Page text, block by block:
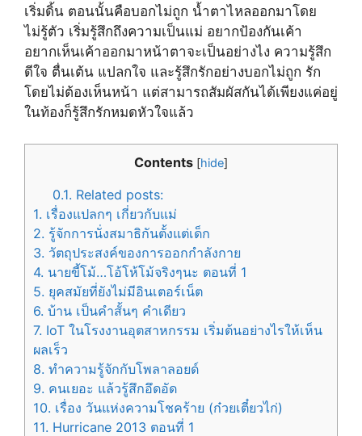
เริ่มดิ้น ตอนนั้นคือบอกไม่ถูก น้ำตาไหลออกมาโดย
ไม่รู้ตัว เริ่มรู้สึกถึงความเป็นแม่ อยากป้องกันเค้า
อยากเห็นเค้าออกมาหน้าตาจะเป็นอย่างไง ความรู้สึก
ดีใจ ตื่นเต้น แปลกใจ และรู้สึกรักอย่างบอกไม่ถูก รัก
โดยไม่ต้องเห็นหน้า แต่สามารถสัมผัสกันได้เพียงแค่อยู่
ในท้องก็รู้สึกรักหมดหัวใจแล้ว
Contents [hide]
0.1. Related posts:
1. เรื่องแปลกๆ เกี่ยวกับแม่
2. รู้จักการนั่งสมาธิกันตั้งแต่เด็ก
3. วัตถุประสงค์ของการออกกำลังกาย
4. นายขี้โม้…โอ้โห้โม้จริงๆนะ ตอนที่ 1
5. ยุคสมัยที่ยังไม่มีอินเตอร์เน็ต
6. บ้าน เป็นคำสั้นๆ คำเดียว
7. IoT ในโรงงานอุตสาหกรรม เริ่มต้นอย่างไรให้เห็น
ผลเร็ว
8. ทำความรู้จักกับโพลาลอยด์
9. คนเยอะ แล้วรู้สึกอึดอัด
10. เรื่อง วันแห่งความโชคร้าย (ก๋วยเตี๋ยวไก่)
11. Hurricane 2013 ตอนที่ 1